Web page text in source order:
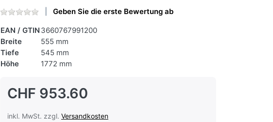
Geben Sie die erste Bewertung ab
EAN / GTIN 3660767991200
Breite
555 mm
Tiefe
545 mm
Höhe
1772 mm
CHF 953.60
inkl. MwSt. zzgl. Versandkosten